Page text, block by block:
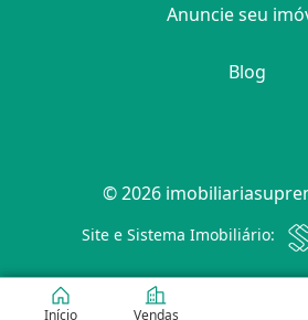
Filtro
Anuncie seu
Blog
© 2026
Site e Sistema Imobiliário:
Início Vendas